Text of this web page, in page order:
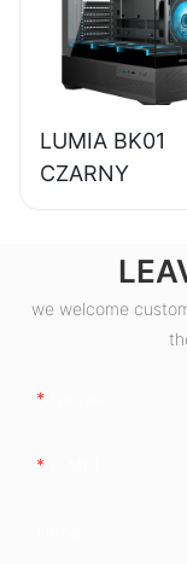
80+ Bronze
ESB550W
LUMIA BK01
CZARNY
we welcome